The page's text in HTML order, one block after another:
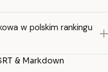
w polskim rankingu
& Markdown